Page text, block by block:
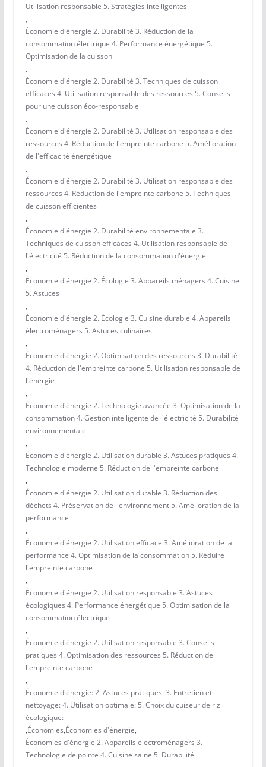
Utilisation responsable 5. Stratégies intelligentes
,
Économie d'énergie 2. Durabilité 3. Réduction de la
consommation électrique 4. Performance énergétique 5.
Optimisation de la cuisson
,
Économie d'énergie 2. Durabilité 3. Techniques de cuisson
efficaces 4. Utilisation responsable des ressources 5. Conseils
pour une cuisson éco-responsable
,
Économie d'énergie 2. Durabilité 3. Utilisation responsable des
ressources 4. Réduction de l'empreinte carbone 5. Amélioration
de l'efficacité énergétique
,
Économie d'énergie 2. Durabilité 3. Utilisation responsable des
ressources 4. Réduction de l'empreinte carbone 5. Techniques
de cuisson efficientes
,
Économie d'énergie 2. Durabilité environnementale 3.
Techniques de cuisson efficaces 4. Utilisation responsable de
l'électricité 5. Réduction de la consommation d'énergie
,
Économie d'énergie 2. Écologie 3. Appareils ménagers 4. Cuisine
5. Astuces
,
Économie d'énergie 2. Écologie 3. Cuisine durable 4. Appareils
électroménagers 5. Astuces culinaires
,
Économie d'énergie 2. Optimisation des ressources 3. Durabilité
4. Réduction de l'empreinte carbone 5. Utilisation responsable de
l'énergie
,
Économie d'énergie 2. Technologie avancée 3. Optimisation de la
consommation 4. Gestion intelligente de l'électricité 5. Durabilité
environnementale
,
Économie d'énergie 2. Utilisation durable 3. Astuces pratiques 4.
Technologie moderne 5. Réduction de l'empreinte carbone
,
Économie d'énergie 2. Utilisation durable 3. Réduction des
déchets 4. Préservation de l'environnement 5. Amélioration de la
performance
,
Économie d'énergie 2. Utilisation efficace 3. Amélioration de la
performance 4. Optimisation de la consommation 5. Réduire
l'empreinte carbone
,
Économie d'énergie 2. Utilisation responsable 3. Astuces
écologiques 4. Performance énergétique 5. Optimisation de la
consommation électrique
,
Économie d'énergie 2. Utilisation responsable 3. Conseils
pratiques 4. Optimisation des ressources 5. Réduction de
l'empreinte carbone
,
Économie d'énergie: 2. Astuces pratiques: 3. Entretien et
nettoyage: 4. Utilisation optimale: 5. Choix du cuiseur de riz
écologique:
,Économies,Économies d'énergie,
Économies d'énergie 2. Appareils électroménagers 3.
Technologie de pointe 4. Cuisine saine 5. Durabilité